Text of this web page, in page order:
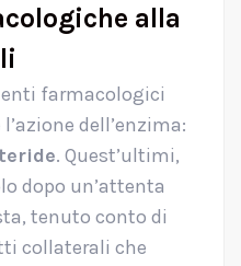
alla
farmacologici
dell’enzima:
. Quest’ultimi,
dopo un’attenta
tenuto conto di
collaterali che